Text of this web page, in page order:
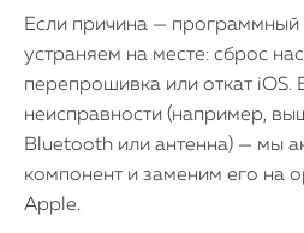
Если причина — программный
устраняем на месте: сброс
перепрошивка или откат iOS.
неисправности (например,
Bluetooth или антенна) — мы
компонент и заменим его на
Apple.